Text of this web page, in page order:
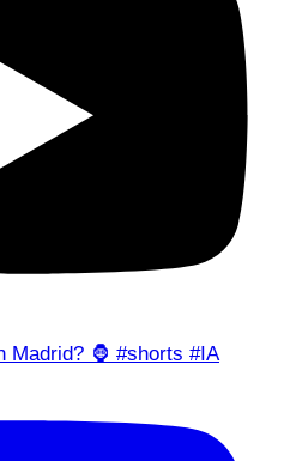
Madrid? 🦍 #shorts #IA